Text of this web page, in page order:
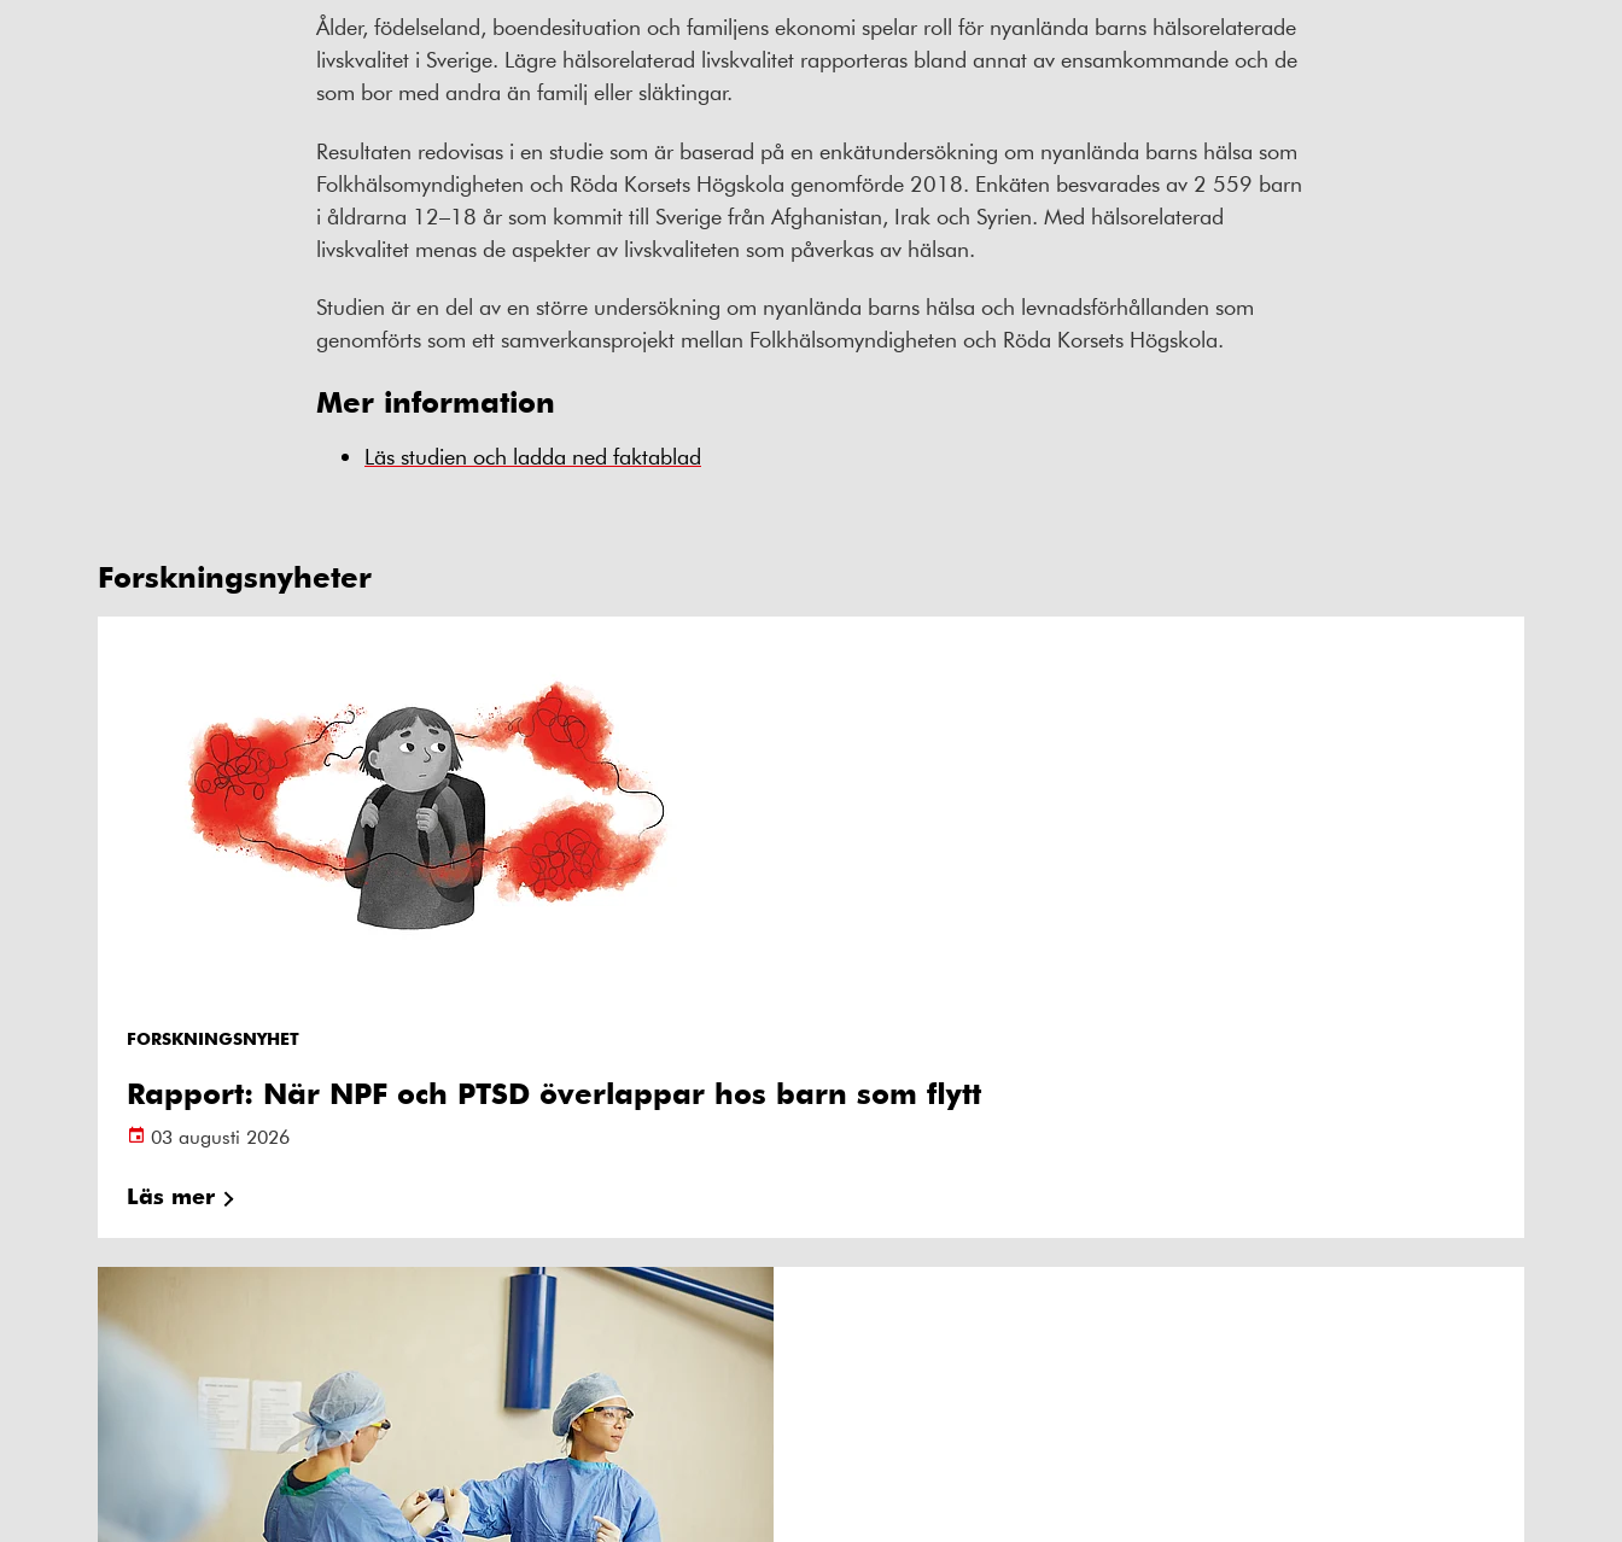
Ålder, födelseland, boendesituation och familjens ekonomi spelar roll för nyanlända barns hälsorelaterade
livskvalitet i Sverige. Lägre hälsorelaterad livskvalitet rapporteras bland annat av ensamkommande och de
som bor med andra än familj eller släktingar.
Resultaten redovisas i en studie som är baserad på en enkätundersökning om nyanlända barns hälsa som
Folkhälsomyndigheten och Röda Korsets Högskola genomförde 2018. Enkäten besvarades av 2 559 barn
i åldrarna 12–18 år som kommit till Sverige från Afghanistan, Irak och Syrien. Med hälsorelaterad
livskvalitet menas de aspekter av livskvaliteten som påverkas av hälsan.
Studien är en del av en större undersökning om nyanlända barns hälsa och levnadsförhållanden som
genomförts som ett samverkansprojekt mellan Folkhälsomyndigheten och Röda Korsets Högskola.
Mer information
Läs studien och ladda ned faktablad
Forskningsnyheter
FORSKNINGSNYHET
Rapport: När NPF och PTSD överlappar hos barn som flytt
03 augusti 2026
Läs mer